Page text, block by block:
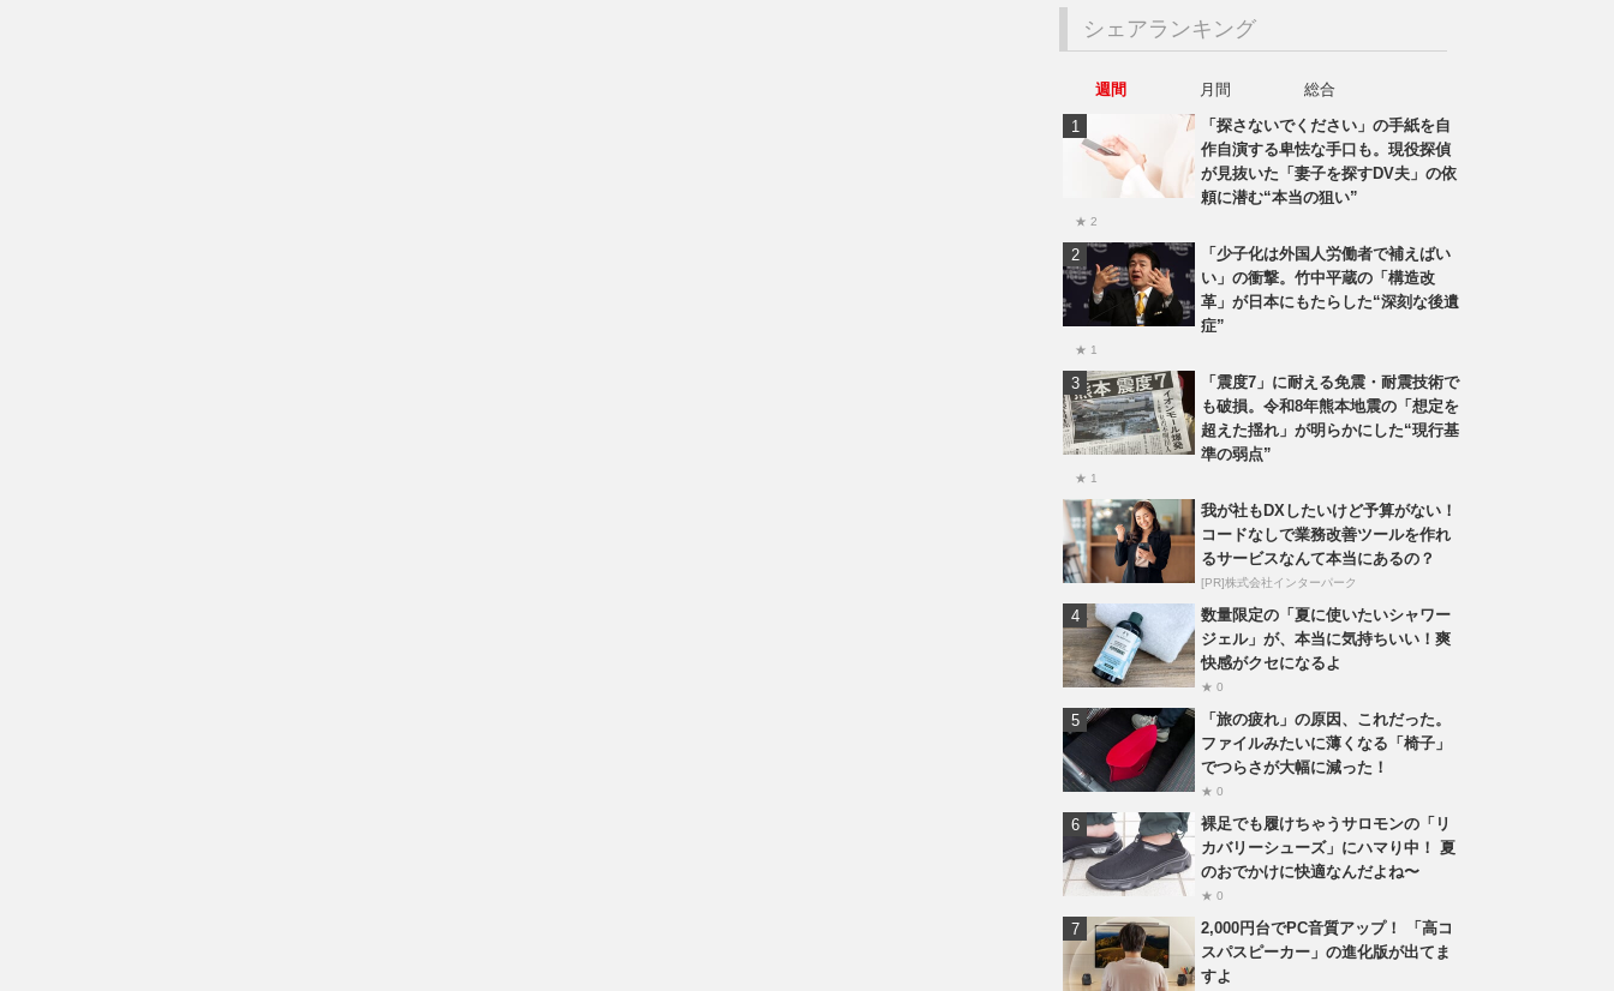
シェアランキング
週間 月間
総合
「探さないでください」の手紙を自
作自演する卑怯な手口も。現役探偵
が見抜いた「妻子を探すDV夫」の依
頼に潜む“本当の狙い”
★ 2
「少子化は外国人労働者で補えばい
い」の衝撃。竹中平蔵の「構造改
革」が日本にもたらした“深刻な後遺
症”
★ 1
「震度7」に耐える免震・耐震技術で
も破損。令和8年熊本地震の「想定を
超えた揺れ」が明らかにした“現行基
準の弱点”
★ 1
我が社もDXしたいけど予算がない！
コードなしで業務改善ツールを作れ
るサービスなんて本当にあるの？
[PR]株式会社インターパーク
数量限定の「夏に使いたいシャワー
ジェル」が、本当に気持ちいい！爽
快感がクセになるよ
★ 0
「旅の疲れ」の原因、これだった。
ファイルみたいに薄くなる「椅子」
でつらさが大幅に減った！
★ 0
裸足でも履けちゃうサロモンの「リ
カバリーシューズ」にハマり中！ 夏
のおでかけに快適なんだよね〜
★ 0
2,000円台でPC音質アップ！ 「高コ
スパスピーカー」の進化版が出てま
すよ